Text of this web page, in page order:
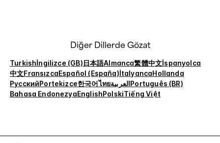
Diğer Dillerde Gözat
Turkishİngilizce (GB)日本語Almanca繁體中文İspanyolca
中文FransızcaEspañol (España)İtalyancaHollanda
РусскийPortekizce한국어ไทยالعربيةPortuguês (BR)
Bahasa EndonezyaEnglishPolskiTiếng Việt